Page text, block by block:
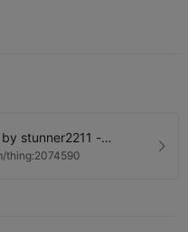
stunner2211 -
thing:2074590